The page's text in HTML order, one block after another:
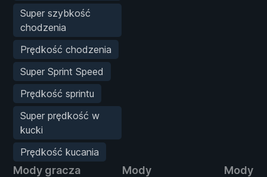
Super szybkość
chodzenia
Prędkość chodzenia
Super Sprint Speed
Prędkość sprintu
Super prędkość w
kucki
Prędkość kucania
Mody gracza
Mody
Mody